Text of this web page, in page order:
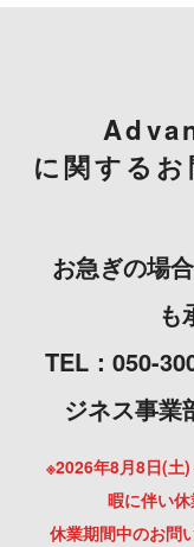
に関する
お急ぎの場
も
TEL：050-
ジネス事業
※2026年8月8日(土
暇に伴い休
休業期間中のお問